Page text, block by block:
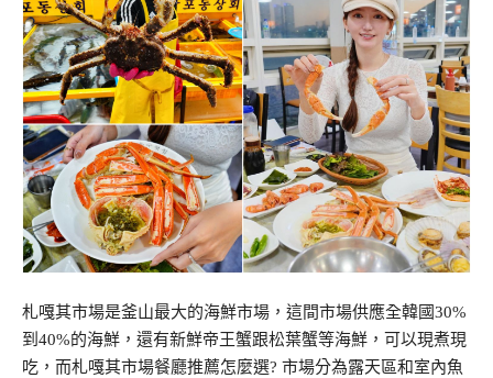
札嘎其市場是釜山最大的海鮮市場，這間市場供應全韓國30%
到40%的海鮮，還有新鮮帝王蟹跟松葉蟹等海鮮，可以現煮現
吃，而札嘎其市場餐廳推薦怎麼選? 市場分為露天區和室內魚